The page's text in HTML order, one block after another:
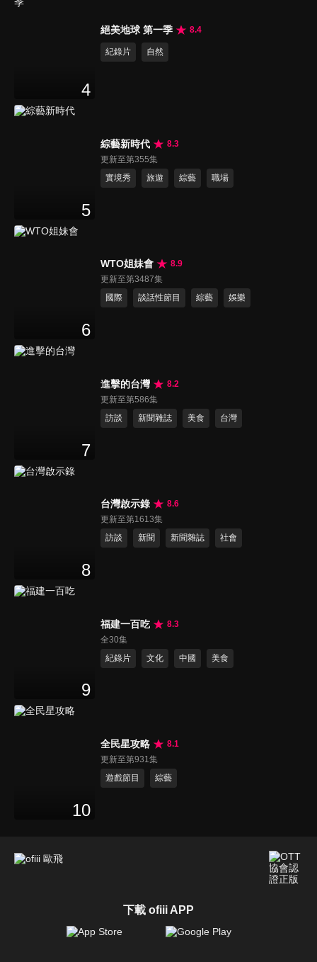
4
絕美地球 第一季 8.4
紀錄片 自然
5
綜藝新時代
8.3
更新至第355集
實境秀
旅遊 綜藝 職場
6
WTO姐妹會
8.9
更新至第3487集
國際
談話性節目 綜藝 娛樂
7
進擊的台灣
8.2
更新至第586集
訪談
新聞雜誌 美食 台灣
8
台灣啟示錄
8.6
更新至第1613集
訪談
新聞 新聞雜誌 社會
9
福建一百吃
8.3
全30集
紀錄片
文化 中國 美食
10
全民星攻略
8.1
更新至第931集
遊戲節目
綜藝
下載 ofiii APP